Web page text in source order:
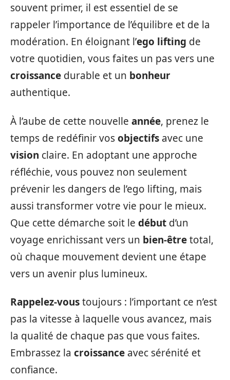
souvent primer, il est essentiel de se
rappeler l’importance de l’équilibre et de la
modération. En éloignant l’ego lifting de
votre quotidien, vous faites un pas vers une
croissance durable et un bonheur
authentique.
À l’aube de cette nouvelle année, prenez le
temps de redéfinir vosobjectifs avec une
vision claire. En adoptant une approche
réfléchie, vous pouvez non seulement
prévenir les dangers de l’ego lifting, mais
aussi transformer votre vie pour le mieux.
Que cette démarche soit le début d’un
voyage enrichissant vers un bien-êtretotal,
où chaque mouvement devient une étape
vers un avenir plus lumineux.
Rappelez-voustoujours : l’important ce n’est
pas la vitesse à laquelle vous avancez, mais
la qualité de chaque pas que vous faites.
Embrassez la croissance avec sérénité et
confiance.